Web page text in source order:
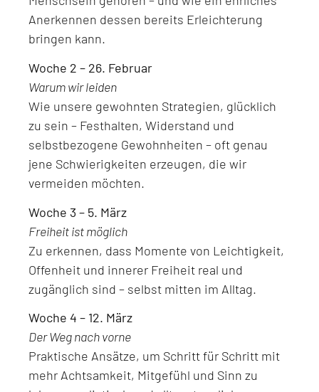
Anerkennen dessen bereits Erleichterung
bringen kann.
Woche 2 – 26. Februar
Warum wir leiden
Wie unsere gewohnten Strategien, glücklich
zu sein – Festhalten, Widerstand und
selbstbezogene Gewohnheiten – oft genau
jene Schwierigkeiten erzeugen, die wir
vermeiden möchten.
Woche 3 – 5. März
Freiheit ist möglich
Zu erkennen, dass Momente von Leichtigkeit,
Offenheit und innerer Freiheit real und
zugänglich sind – selbst mitten im Alltag.
Woche 4 – 12. März
Der Weg nach vorne
Praktische Ansätze, um Schritt für Schritt mit
mehr Achtsamkeit, Mitgefühl und Sinn zu